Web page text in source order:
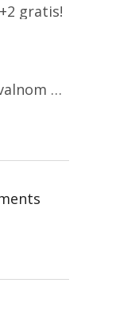
gratis!
stars.
LED svjetiljka s mikrovalnom pećnicom i svjetlosnim senzorom 36W, 3820lm, okrugla, bijeli okvir/2-PACK!
stars.